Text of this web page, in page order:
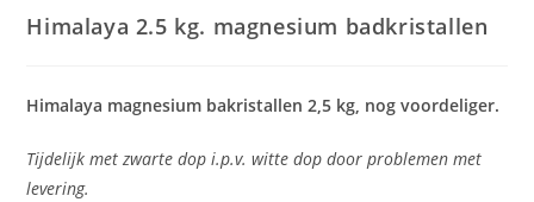
Himalaya 2.5 kg. magnesium badkristallen
Himalaya magnesium bakristallen 2,5 kg, nog voordeliger.
Tijdelijk met zwarte dop i.p.v. witte dop door problemen met
levering.